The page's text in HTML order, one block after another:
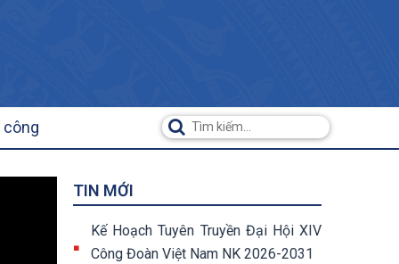
công
TIN MỚI
Kế Hoạch Tuyên Truyền Đại Hội XIV
Công Đoàn Việt Nam NK 2026-2031